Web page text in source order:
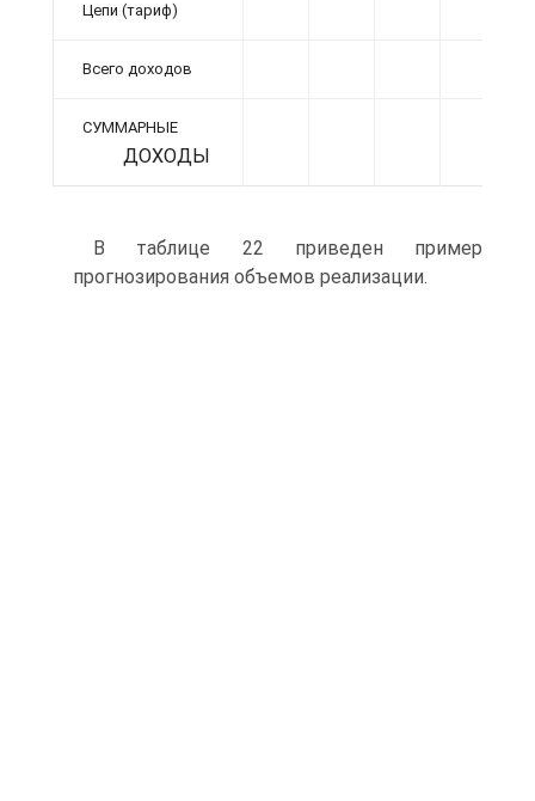
Цепи (тариф)
Всего доходов
СУММАРНЫЕ
ДОХОДЫ
В таблице 22 приведен пример
прогнозирования объемов реализации.